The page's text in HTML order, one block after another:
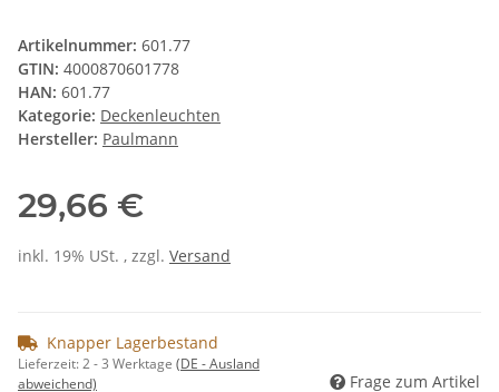
Artikelnummer: 601.77
GTIN: 4000870601778
HAN: 601.77
Kategorie: Deckenleuchten
Hersteller: Paulmann
29,66 €
inkl. 19% USt. , zzgl. Versand
Knapper Lagerbestand
Lieferzeit:2 - 3 Werktage (DE - Ausland
abweichend)
Frage zum Artikel